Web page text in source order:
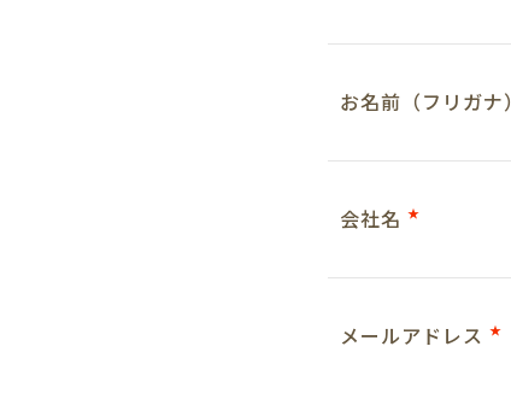
お名前（フリガナ）
会社名 ★
メールアドレス ★